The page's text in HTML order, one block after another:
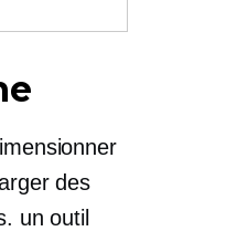
des
un outil